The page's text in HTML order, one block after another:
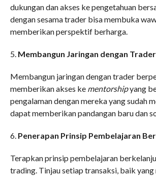
dukungan dan akses ke pengetahuan
dengan sesama trader bisa membuka
memberikan perspektif berharga.
5. Membangun Jaringan dengan
Membangun jaringan dengan trader
memberikan akses ke mentorshipyang
pengalaman dengan mereka yang sudah
dapat memberikan pandangan baru dan
6. Penerapan Prinsip Pembelajaran
Terapkan prinsip pembelajaran
trading. Tinjau setiap transaksi, baik